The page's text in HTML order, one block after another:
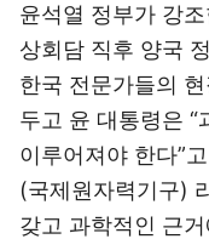
윤석열 정부가 강
상회담 직후 양국
한국 전문가들의
두고 윤 대통령은 “
이루어져야 한다”
(국제원자력기구)
갖고 과학적인 근